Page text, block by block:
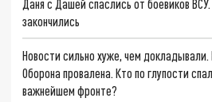
Даня с Дашей спаслись от боевиков
закончились
Новости сильно хуже, чем докладывали.
Оборона провалена. Кто по глупости
важнейшем фронте?